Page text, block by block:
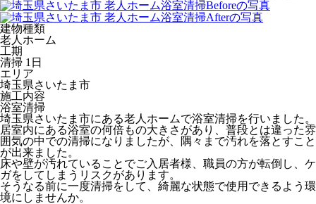
建物種類
老人ホーム
工期
清掃 1日
エリア
埼玉県さいたま市
施工内容
浴室清掃
埼玉県さいたま市にある老人ホームで浴室清掃を行いました。
居室内にある浴室の何倍もの大きさがあり、普段とは違った雰
囲気の中での清掃になりましたが、隅々まで汚れを落とすこと
が出来ました。
床や壁が汚れていることでご入居者様、職員の方が転倒し、ケ
ガをしてしまうリスクがあります。
そうなる前に一度清掃をして、綺麗な状態で使用できるよう環
境にしませんか。